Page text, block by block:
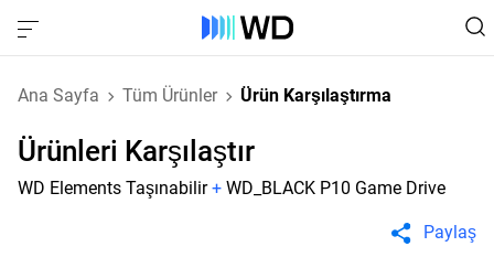
Ana Sayfa Tüm Ürünler Ürün Karşılaştırma
Ürünleri Karşılaştır
WD Elements Taşınabilir+ WD_BLACK P10 Game Drive
Paylaş